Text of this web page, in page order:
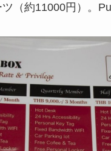
ツ（約11000円）。